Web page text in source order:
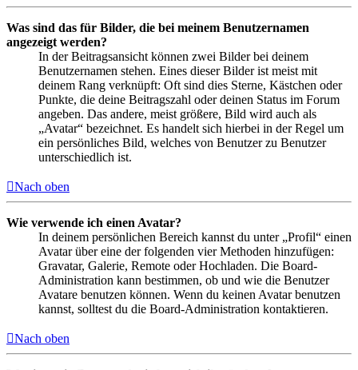
Was sind das für Bilder, die bei meinem Benutzernamen
angezeigt werden?
In der Beitragsansicht können zwei Bilder bei deinem
Benutzernamen stehen. Eines dieser Bilder ist meist mit
deinem Rang verknüpft: Oft sind dies Sterne, Kästchen oder
Punkte, die deine Beitragszahl oder deinen Status im Forum
angeben. Das andere, meist größere, Bild wird auch als
„Avatar“ bezeichnet. Es handelt sich hierbei in der Regel um
ein persönliches Bild, welches von Benutzer zu Benutzer
unterschiedlich ist.
Nach oben
Wie verwende ich einen Avatar?
In deinem persönlichen Bereich kannst du unter „Profil“ einen
Avatar über eine der folgenden vier Methoden hinzufügen:
Gravatar, Galerie, Remote oder Hochladen. Die Board-
Administration kann bestimmen, ob und wie die Benutzer
Avatare benutzen können. Wenn du keinen Avatar benutzen
kannst, solltest du die Board-Administration kontaktieren.
Nach oben